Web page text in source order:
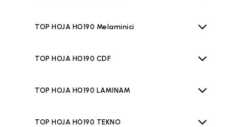
TOP HOJA HO190 Melaminici
TOP HOJA HO190 CDF
TOP HOJA HO190 LAMINAM
TOP HOJA HO190 TEKNO